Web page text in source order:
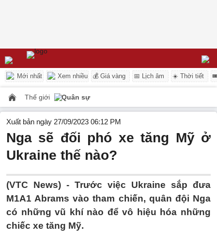
Mới nhất Xem nhiều 💰 Giá vàng 📅 Lịch âm ☀️ Thời tiết
Thế giới Quân sự
Xuất bản ngày 27/09/2023 06:12 PM
Nga sẽ đối phó xe tăng Mỹ ở
Ukraine thế nào?
(VTC News) - Trước việc Ukraine sắp đưa
M1A1 Abrams vào tham chiến, quân đội Nga
có những vũ khí nào để vô hiệu hóa những
chiếc xe tăng Mỹ.